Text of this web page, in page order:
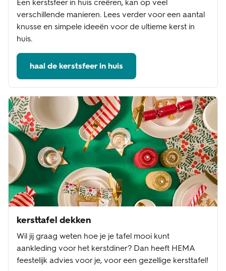
Een kerstsfeer in huis creëren, kan op veel
verschillende manieren. Lees verder voor een aantal
knusse en simpele ideeën voor de ultieme kerst in
huis.
haal de kerstsfeer in huis
kersttafel dekken
Wil jij graag weten hoe je je tafel mooi kunt
aankleding voor het kerstdiner? Dan heeft HEMA
feestelijk advies voor je, voor een gezellige kersttafel!